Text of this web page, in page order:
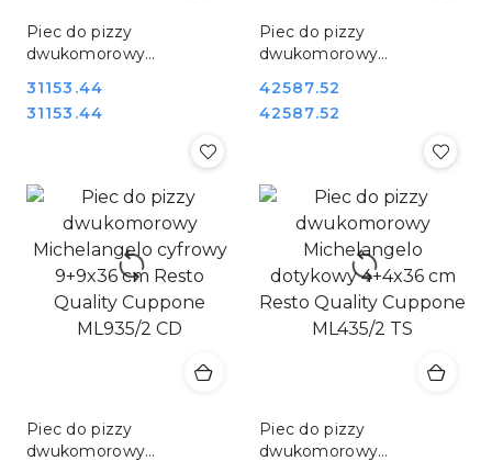
Piec do pizzy
dwukomorowy
4+4x36 cm Resto Quality
Cuppone ML435/2 CD
Cena:
31153.44
Cena:
31153.44
Piec do pizzy
dwukomorowy
6+6x36 cm Resto Quality
Cuppone ML635/2 CD
Cena:
42587.52
Cena:
42587.52
Piec do pizzy
dwukomorowy
Piec do pizzy
dwukomorowy